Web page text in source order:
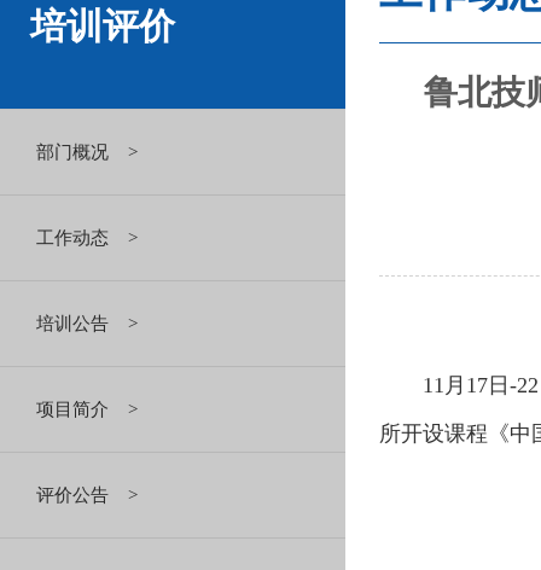
培训评价
部门概况 >
工作动态 >
培训公告 >
项目简介 >
评价公告 >
鲁北技
11月17日-
所开设课程《中